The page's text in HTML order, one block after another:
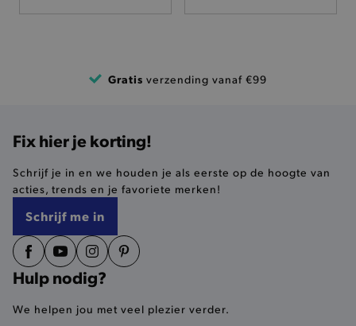
Gratis verzending vanaf €99
Fix hier je korting!
Schrijf je in en we houden je als eerste op de hoogte van
acties, trends en je favoriete merken!
Schrijf me in
Hulp nodig?
We helpen jou met veel plezier verder.
selected-val
pickupStoreVal